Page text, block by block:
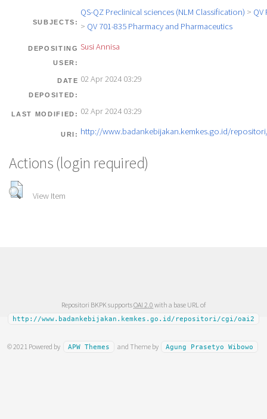
SUBJECTS:
QS-QZ Preclinical sciences (NLM Classification) >
> QV 701-835 Pharmacy and Pharmaceutics
DEPOSITING
USER:
Susi Annisa
DATE
DEPOSITED:
02 Apr 2024 03:29
LAST MODIFIED: 02 Apr 2024 03:29
URI: http://www.badankebijakan.kemkes.go.id/
Actions (login required)
View Item
Repositori BKPK supportsOAI 2.0 with a base URL of
http://www.badankebijakan.kemkes.go.id/repositori/cgi/oai2
© 2021 Powered by APW Themes and Theme by Agung Prasetyo Wibowo